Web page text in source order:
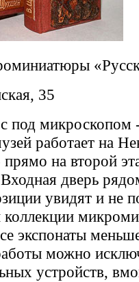
35
под
работает на
прямо на второй
Входная дверь
увидят и не
коллекции
экспонаты
можно
устройств,